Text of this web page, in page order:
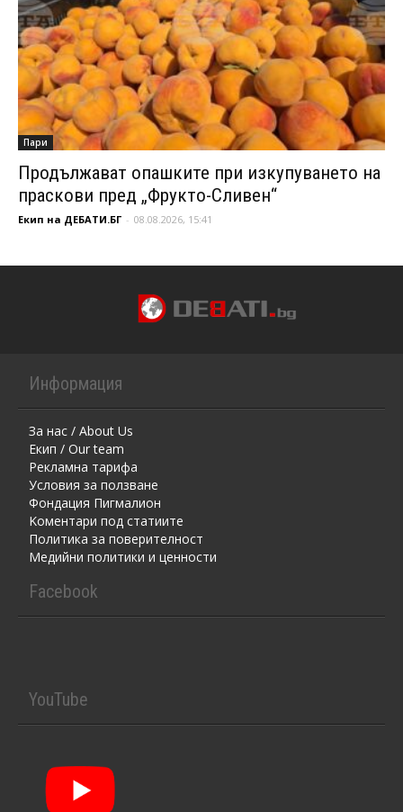
Пари
Продължават опашките при изкупуването на
праскови пред „Фрукто-Сливен“
Екип на ДЕБАТИ.БГ - 08.08.2026, 15:41
Информация
За нас / About Us
Екип / Our team
Рекламна тарифа
Условия за ползване
Фондация Пигмалион
Kоментaри под статиите
Политика за поверителност
Медийни политики и ценности
Facebook
YouTube